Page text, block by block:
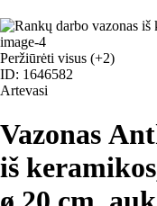
Peržiūrėti visus (+2)
ID: 1646582
Artevasi
Vazonas
iš